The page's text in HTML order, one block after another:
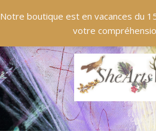
Notre boutique est en vacances du
votre